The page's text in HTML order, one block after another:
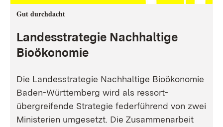
Gut durchdacht
Landesstrategie Nachhaltige
Bioökonomie
Die Landesstrategie Nachhaltige Bioökonomie
Baden-Württemberg wird als ressort-
übergreifende Strategie federführend von zwei
Ministerien umgesetzt. Die Zusammenarbeit